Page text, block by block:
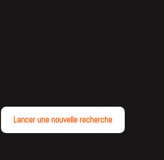
Lancer une nouvelle recherche